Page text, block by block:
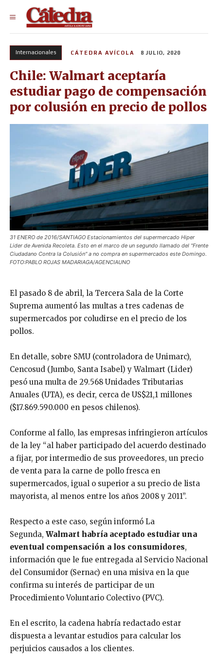
Internacionales CÁTEDRA AVÍCOLA 8 JULIO, 2020
Chile: Walmart aceptaría
estudiar pago de compensación
por colusión en precio de pollos
31 ENERO de 2016/SANTIAGO Estacionamientos del supermercado Hiper
Lider de Avenida Recoleta. Esto en el marco de un segundo llamado del "Frente
Ciudadano Contra la Colusión" a no compra en supermercados este Domingo.
FOTO:PABLO ROJAS MADARIAGA/AGENCIAUNO
El pasado 8 de abril, la Tercera Sala de la Corte
Suprema aumentó las multas a tres cadenas de
supermercados por coludirse en el precio de los
pollos.
En detalle, sobre SMU (controladora de Unimarc),
Cencosud (Jumbo, Santa Isabel) y Walmart (Lider)
pesó una multa de 29.568 Unidades Tributarias
Anuales (UTA), es decir, cerca de US$21,1 millones
($17.869.590.000 en pesos chilenos).
Conforme al fallo, las empresas infringieron artículos
de la ley “al haber participado del acuerdo destinado
a fijar, por intermedio de sus proveedores, un precio
de venta para la carne de pollo fresca en
supermercados, igual o superior a su precio de lista
mayorista, al menos entre los años 2008 y 2011”.
Respecto a este caso, según informó La
Segunda, Walmart habría aceptado estudiar una
eventual compensación a los consumidores,
información que le fue entregada al Servicio Nacional
del Consumidor (Sernac) en una misiva en la que
confirma su interés de participar de un
Procedimiento Voluntario Colectivo (PVC).
En el escrito, la cadena habría redactado estar
dispuesta a levantar estudios para calcular los
perjuicios causados a los clientes.